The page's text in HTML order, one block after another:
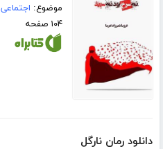
موضوع: اجتماعی
۱۰۴ صفحه
دانلود رمان نارگل